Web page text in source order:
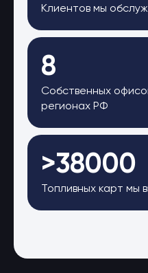
Клиентов мы
8
Собственных
регионах РФ
>38000
Топливных карт мы